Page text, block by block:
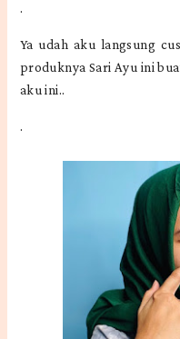
.
Ya udah aku langsung
produknya Sari Ayu ini
aku ini..
.